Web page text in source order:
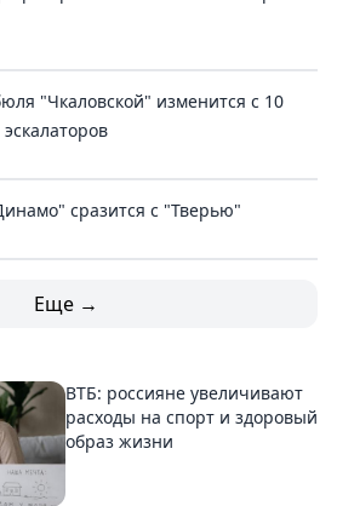
"Чкаловской" изменится с 10
сразится с "Тверью"
Еще →
ВТБ: россияне увеличивают
расходы на спорт и здоровый
образ жизни